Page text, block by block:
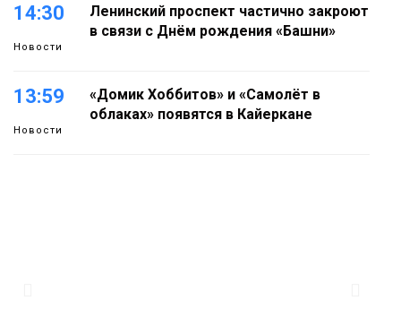
14:30
Новости
Ленинский проспект частично закроют
в связи с Днём рождения «Башни»
13:59
Новости
«Домик Хоббитов» и «Самолёт в
облаках» появятся в Кайеркане